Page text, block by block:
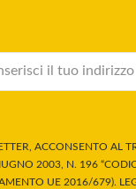
ACCONSENTO AL
2003, N. 196
UE 2016/679).